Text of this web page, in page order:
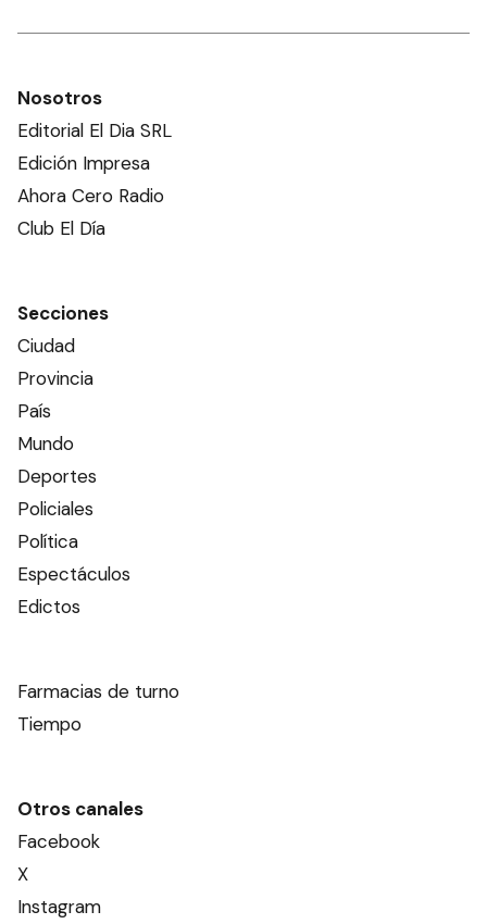
Nosotros
Editorial El Dia SRL
Edición Impresa
Ahora Cero Radio
Club El Día
Secciones
Ciudad
Provincia
País
Mundo
Deportes
Policiales
Política
Espectáculos
Edictos
Farmacias de turno
Tiempo
Otros canales
Facebook
X
Instagram